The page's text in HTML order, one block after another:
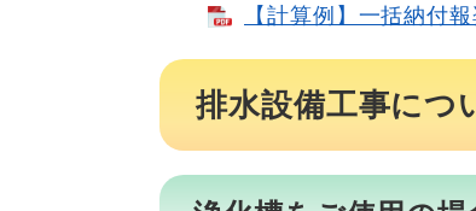
【計算例】一括納付
排水設備工事につ